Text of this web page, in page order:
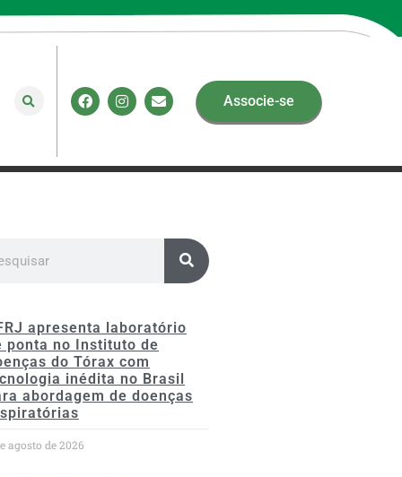
Associe-se
apresenta laboratório
ponta no Instituto de
do Tórax com
inédita no Brasil
abordagem de doenças
agosto de 2026